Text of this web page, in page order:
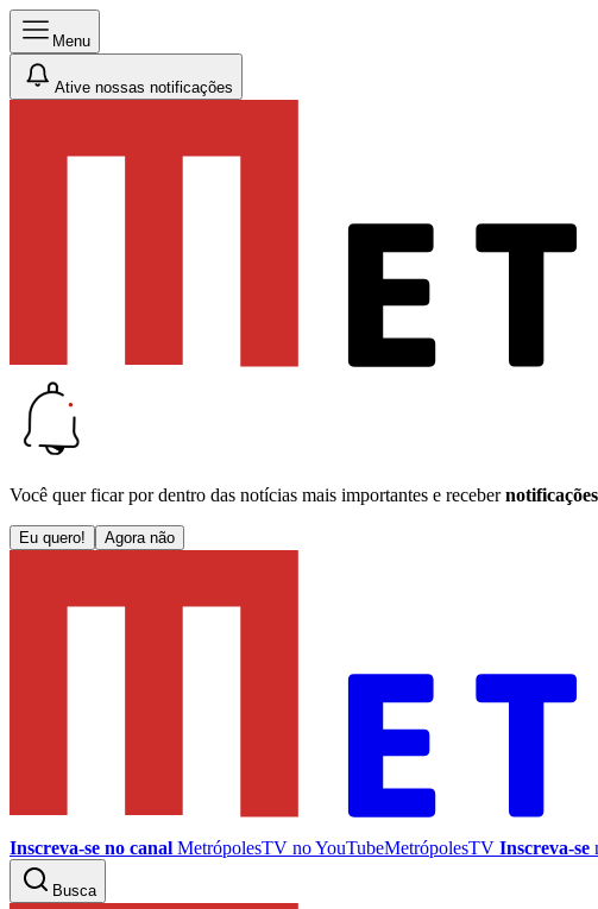
Menu
Ative nossas notificações
Você quer ficar por dentro das notícias mais importantes e receber
Eu quero! Agora não
Inscreva-se no canal MetrópolesTV noYouTubeMetrópolesTV Inscreva-se
Busca